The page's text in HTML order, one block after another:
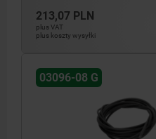
213,07 PLN
plus VAT
plus koszty wysyłki
03096-08 G